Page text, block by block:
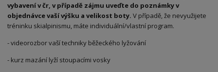
vybavení v čr, v případě zájmu uveďte do poznámky v
objednávce vaší výšku a velikost boty. V případě, že nevyužijete
tréninku skialpinismu, máte individuální/vlastní program.
- videorozbor vaší techniky běžeckého lyžování
- kurz mazání lyží stoupacími vosky